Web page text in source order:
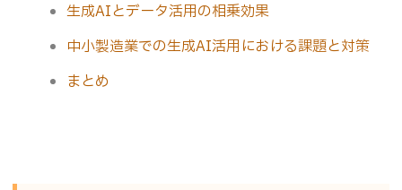
生成AIとデータ活用の相乗効果
中小製造業での生成AI活用における課題と対策
まとめ